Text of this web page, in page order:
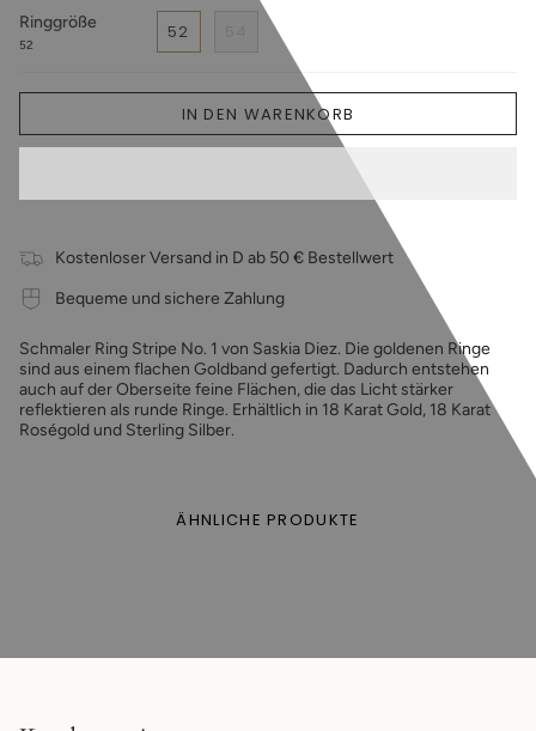
Ringgröße
52
52
IN DEN WARENKORB
Kostenloser Versand in D ab 50 € Bestellwert
Bequeme und sichere Zahlung
Schmaler Ring Stripe No. 1 von Saskia Diez. Die goldenen Ringe
sind aus einem flachen Goldband gefertigt. Dadurch entstehen
auch auf der Oberseite feine Flächen, die das Licht stärker
reflektieren als runde Ringe. Erhältlich in 18 Karat Gold, 18 Karat
Roségold und Sterling Silber.
ÄHNLICHE PRODUKTE